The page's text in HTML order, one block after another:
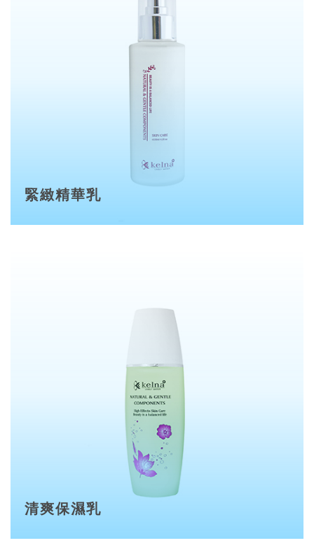
緊緻精華乳
清爽保濕乳